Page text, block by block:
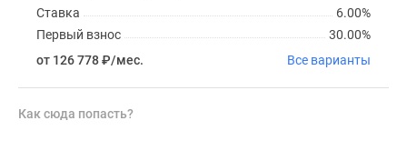
6.00%
Ставка
30.00%
Первый взнос
от 126 778₽/мес. Все варианты
Как сюда попасть?